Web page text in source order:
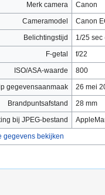
Merk camera
Canon
Cameramodel
Canon
Belichtingstijd
1/25 sec
F-getal
f/22
ISO/ASA-waarde
800
gegevensaanmaak
26 mei
Brandpuntsafstand
28 mm
bij JPEG-bestand
gegevens bekijken